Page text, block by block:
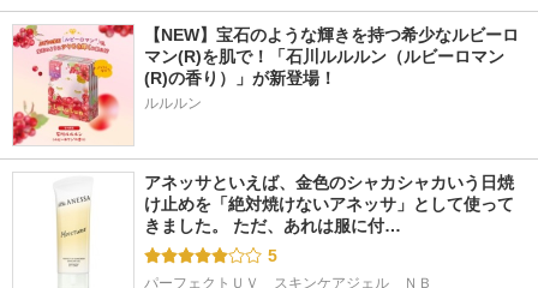
【NEW】宝石のような輝きを持つ希少なルビーロ
マン(R)を肌で！「石川ルルルン（ルビーロマン
(R)の香り）」が新登場！
ルルルン
アネッサといえば、金色のシャカシャカいう日焼
け止めを「絶対焼けないアネッサ」として使って
きました。 ただ、あれは服に付…
5
パーフェクトＵＶ　スキンケアジェル　ＮＢ